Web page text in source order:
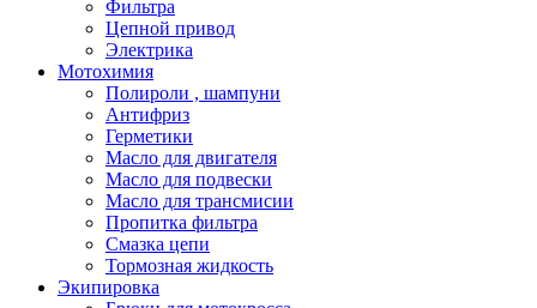
Фильтра
Цепной привод
Электрика
Мотохимия
Полироли , шампуни
Антифриз
Герметики
Масло для двигателя
Масло для подвески
Масло для трансмисии
Пропитка фильтра
Смазка цепи
Тормозная жидкость
Экипировка